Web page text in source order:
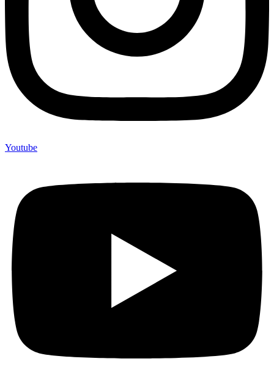
Youtube